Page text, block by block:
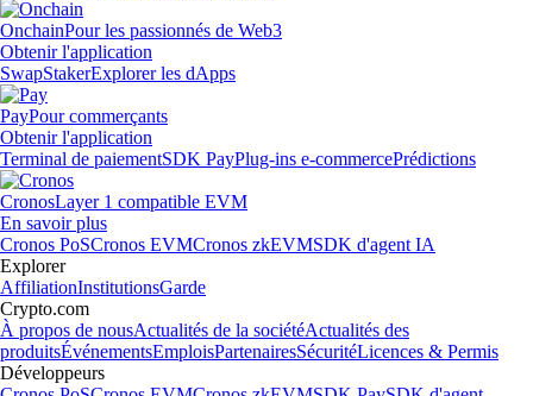
OnchainPour les passionnés de Web3
Obtenir l'application
SwapStakerExplorer les dApps
PayPour commerçants
Obtenir l'application
Terminal de paiementSDK PayPlug-ins e-commercePrédictions
CronosLayer 1 compatible EVM
En savoir plus
Cronos PoSCronos EVMCronos zkEVMSDK d'agent IA
Explorer
AffiliationInstitutionsGarde
Crypto.com
À propos de nousActualités de la sociétéActualités des
produitsÉvénementsEmploisPartenairesSécuritéLicences & Permis
Développeurs